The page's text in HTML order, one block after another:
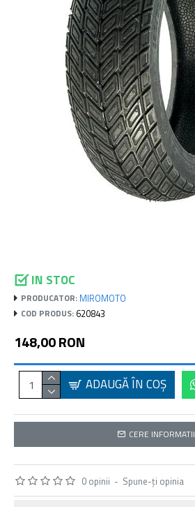
IN STOC
PRODUCATOR: MIROMOTO
COD PRODUS: 620843
0 opinii - Spune-ţi opinia
148,00 RON
ADAUGĂ ÎN COŞ
CERE INFORMATII